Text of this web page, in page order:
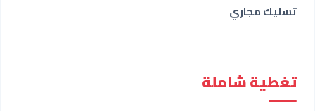
تسليك مجاري
تغطية شاملة